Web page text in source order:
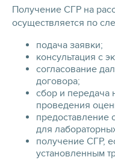
Получение СГР на
осуществляется по
подача заявки;
консультация с
согласование
договора;
сбор и передача
проведения
предоставление
для
получение СГР,
установленным